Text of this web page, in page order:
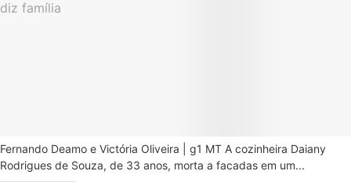
Fernando Deamo e Victória Oliveira | g1 MT A cozinheira Daiany
Rodrigues de Souza, de 33 anos, morta a facadas em um...